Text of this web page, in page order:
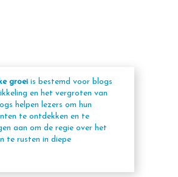
groeiis bestemd voor blogs
en het vergroten van
helpen lezers om hun
te ontdekken en te
aan om de regie over het
te rusten in diepe